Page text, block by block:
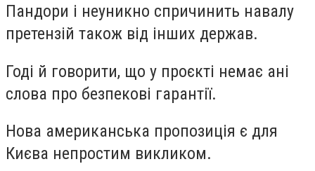
Пандори і неуникно спричинить навалу
претензій також від інших держав.
Годі й говорити, що у проєкті немає ані
слова про безпекові гарантії.
Нова американська пропозиція є для
Києва непростим викликом.